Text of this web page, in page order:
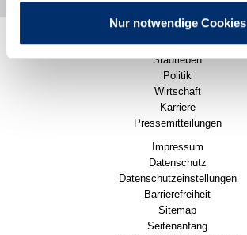
Nur notwendige Cookies
Rathaus
Stadtleben
Politik
Wirtschaft
Karriere
Pressemitteilungen
Impressum
Datenschutz
Datenschutzeinstellungen
Barrierefreiheit
Sitemap
Seitenanfang